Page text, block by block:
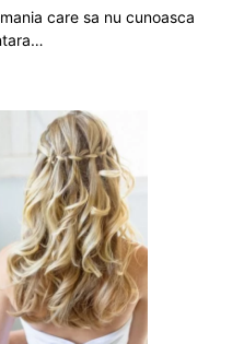
care sa nu cunoasca